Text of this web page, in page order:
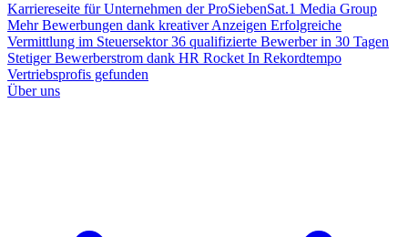
Karriereseite für Unternehmen der ProSiebenSat.1 Media Group
Mehr Bewerbungen dank kreativer Anzeigen Erfolgreiche
Vermittlung im Steuersektor36 qualifizierte Bewerber in 30 Tagen
Stetiger Bewerberstrom dank HR Rocket In Rekordtempo
Vertriebsprofis gefunden
Über uns